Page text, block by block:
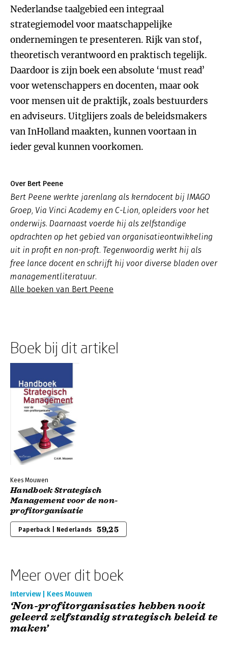
Nederlandse taalgebied een integraal
strategiemodel voor maatschappelijke
ondernemingen te presenteren. Rijk van stof,
theoretisch verantwoord en praktisch tegelijk.
Daardoor is zijn boek een absolute ‘must read’
voor wetenschappers en docenten, maar ook
voor mensen uit de praktijk, zoals bestuurders
en adviseurs. Uitglijers zoals de beleidsmakers
van InHolland maakten, kunnen voortaan in
ieder geval kunnen voorkomen.
Over Bert Peene
Bert Peene werkte jarenlang als kerndocent bij IMAGO
Groep, Via Vinci Academy en C-Lion, opleiders voor het
onderwijs. Daarnaast voerde hij als zelfstandige
opdrachten op het gebied van organisatieontwikkeling
uit in profit en non-proft. Tegenwoordig werkt hij als
free lance docent en schrijft hij voor diverse bladen over
managementliteratuur.
Alle boeken van Bert Peene
Boek bij dit artikel
Kees Mouwen
Handboek Strategisch
Management voor de non-
profitorganisatie
Paperback | Nederlands 59,25
Meer over dit boek
Interview | Kees Mouwen
‘Non-profitorganisaties hebben nooit
geleerd zelfstandig strategisch beleid te
maken’